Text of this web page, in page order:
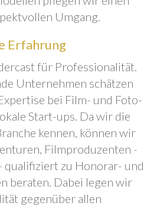
Umgang.
Erfahrung
für Professionalität.
Unternehmen schätzen
bei Film- und Foto-
Start-ups. Da wir die
kennen, können wir
Filmproduzenten -
qualifiziert zu Honorar- und
beraten. Dabei legen wir
gegenüber allen